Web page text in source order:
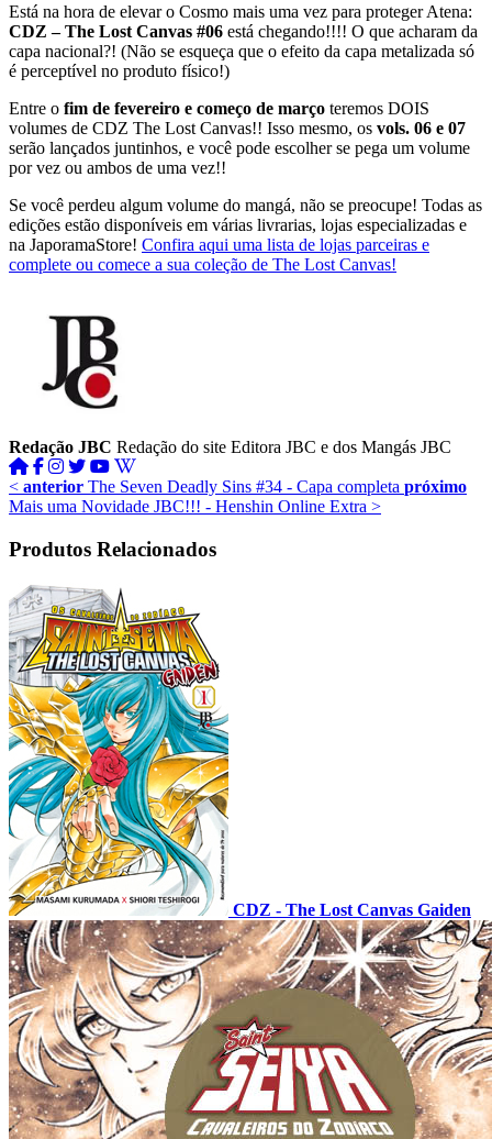
Está na hora de elevar o Cosmo mais uma vez para proteger Atena:
CDZ – The Lost Canvas #06 está chegando!!!! O que acharam da
capa nacional?! (Não se esqueça que o efeito da capa metalizada só
é perceptível no produto físico!)
Entre o fim de fevereiro e começo de março teremos DOIS
volumes de CDZ The Lost Canvas!! Isso mesmo, os vols. 06 e 07
serão lançados juntinhos, e você pode escolher se pega um volume
por vez ou ambos de uma vez!!
Se você perdeu algum volume do mangá, não se preocupe! Todas as
edições estão disponíveis em várias livrarias, lojas especializadas e
na JaporamaStore! Confira aqui uma lista de lojas parceiras e
complete ou comece a sua coleção de The Lost Canvas!
Redação JBC Redação do site Editora JBC e dos Mangás JBC
< anterior The Seven Deadly Sins #34 - Capa completa próximo
Mais uma Novidade JBC!!! - Henshin Online Extra >
Produtos Relacionados
CDZ - The Lost Canvas Gaiden